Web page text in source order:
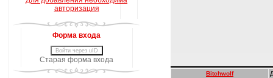
авторизация
Форма входа
Войти через uID
Старая форма входа
Bitchwolf